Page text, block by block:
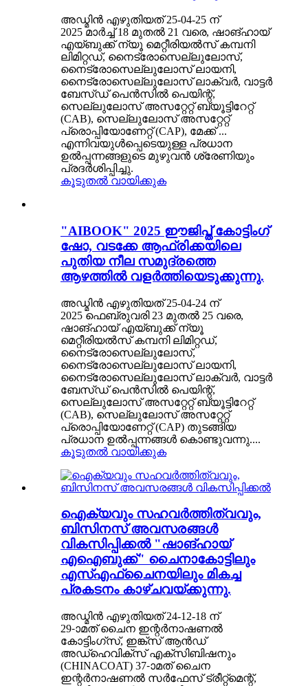
അഡ്മിൻ എഴുതിയത് 25-04-25 ന്
2025 മാർച്ച് 18 മുതൽ 21 വരെ, ഷാങ്ഹായ്
എയ്ബുക്ക് ന്യൂ മെറ്റീരിയൽസ് കമ്പനി
ലിമിറ്റഡ്, നൈട്രോസെല്ലുലോസ്,
നൈട്രോസെല്ലുലോസ് ലായനി,
നൈട്രോസെല്ലുലോസ് ലാക്വർ, വാട്ടർ
ബേസ്ഡ് പെൻസിൽ പെയിന്റ്,
സെല്ലുലോസ് അസറ്റേറ്റ് ബ്യൂട്ടിറേറ്റ്
(CAB), സെല്ലുലോസ് അസറ്റേറ്റ്
പ്രൊപ്പിയോണേറ്റ് (CAP), മേക്ക് ...
എന്നിവയുൾപ്പെടെയുള്ള പ്രധാന
ഉൽപ്പന്നങ്ങളുടെ മുഴുവൻ ശ്രേണിയും
പ്രദർശിപ്പിച്ചു.
കൂടുതൽ വായിക്കുക
"AIBOOK" 2025 ഈജിപ്ത് കോട്ടിംഗ്
ഷോ, വടക്കേ ആഫ്രിക്കയിലെ
പുതിയ നീല സമുദ്രത്തെ
ആഴത്തിൽ വളർത്തിയെടുക്കുന്നു.
അഡ്മിൻ എഴുതിയത് 25-04-24 ന്
2025 ഫെബ്രുവരി 23 മുതൽ 25 വരെ,
ഷാങ്ഹായ് എയ്‌ബുക്ക് ന്യൂ
മെറ്റീരിയൽസ് കമ്പനി ലിമിറ്റഡ്,
നൈട്രോസെല്ലുലോസ്,
നൈട്രോസെല്ലുലോസ് ലായനി,
നൈട്രോസെല്ലുലോസ് ലാക്വർ, വാട്ടർ
ബേസ്ഡ് പെൻസിൽ പെയിന്റ്,
സെല്ലുലോസ് അസറ്റേറ്റ് ബ്യൂട്ടിറേറ്റ്
(CAB), സെല്ലുലോസ് അസറ്റേറ്റ്
പ്രൊപ്പിയോണേറ്റ് (CAP) തുടങ്ങിയ
പ്രധാന ഉൽപ്പന്നങ്ങൾ കൊണ്ടുവന്നു....
കൂടുതൽ വായിക്കുക
ഐക്യവും സഹവർത്തിത്വവും,
ബിസിനസ് അവസരങ്ങൾ
വികസിപ്പിക്കൽ "ഷാങ്ഹായ്
എഐബുക്ക്" ചൈനാകോട്ടിലും
എസ്എഫ്‌ചൈനയിലും മികച്ച
പ്രകടനം കാഴ്ചവയ്ക്കുന്നു.
അഡ്മിൻ എഴുതിയത് 24-12-18 ന്
29-ാമത് ചൈന ഇന്റർനാഷണൽ
കോട്ടിംഗ്സ്, ഇങ്ക്സ് ആൻഡ്
അഡ്ഹെവിക്സ് എക്‌സിബിഷനും
(CHINACOAT) 37-ാമത് ചൈന
ഇന്റർനാഷണൽ സർഫേസ് ട്രീറ്റ്‌മെന്റ്,